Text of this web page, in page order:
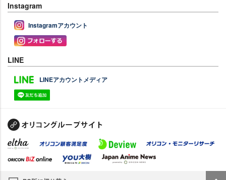
Instagram
Instagramアカウント
LINE
LINEアカウントメディア